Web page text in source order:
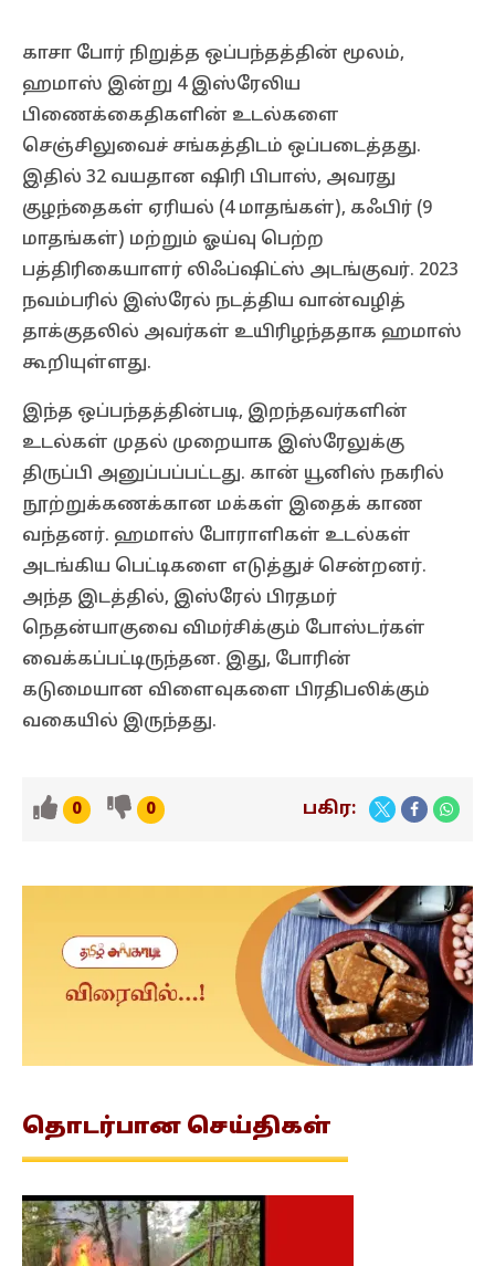
காசா போர் நிறுத்த ஒப்பந்தத்தின் மூலம்,
ஹமாஸ் இன்று 4 இஸ்ரேலிய
பிணைக்கைதிகளின் உடல்களை
செஞ்சிலுவைச் சங்கத்திடம் ஒப்படைத்தது.
இதில் 32 வயதான ஷிரி பிபாஸ், அவரது
குழந்தைகள் ஏரியல் (4 மாதங்கள்), கஃபிர் (9
மாதங்கள்) மற்றும் ஓய்வு பெற்ற
பத்திரிகையாளர் லிஃப்ஷிட்ஸ் அடங்குவர். 2023
நவம்பரில் இஸ்ரேல் நடத்திய வான்வழித்
தாக்குதலில் அவர்கள் உயிரிழந்ததாக ஹமாஸ்
கூறியுள்ளது.
இந்த ஒப்பந்தத்தின்படி, இறந்தவர்களின்
உடல்கள் முதல் முறையாக இஸ்ரேலுக்கு
திருப்பி அனுப்பப்பட்டது. கான் யூனிஸ் நகரில்
நூற்றுக்கணக்கான மக்கள் இதைக் காண
வந்தனர். ஹமாஸ் போராளிகள் உடல்கள்
அடங்கிய பெட்டிகளை எடுத்துச் சென்றனர்.
அந்த இடத்தில், இஸ்ரேல் பிரதமர்
நெதன்யாகுவை விமர்சிக்கும் போஸ்டர்கள்
வைக்கப்பட்டிருந்தன. இது, போரின்
கடுமையான விளைவுகளை பிரதிபலிக்கும்
வகையில் இருந்தது.
0 0 பகிர:
தொடர்பான செய்திகள்